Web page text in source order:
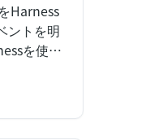
Harness
ントを明
を使用